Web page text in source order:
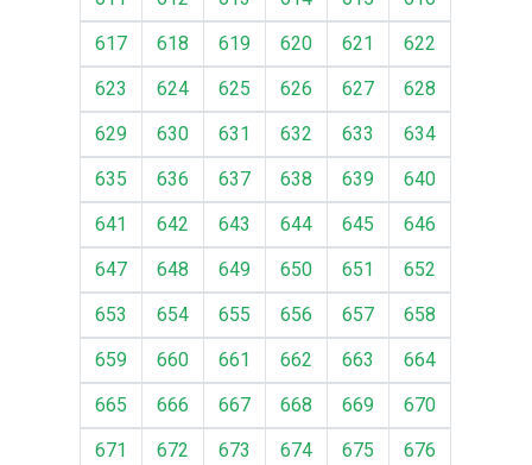
617
618 619 620 621
622
623
624 625 626 627
628
629
630 631 632 633
634
635
636 637 638 639
640
641
642 643 644 645
646
647
648 649 650 651
652
653
654 655 656 657
658
659
660 661 662 663
664
665
666 667 668 669
670
671
672 673 674 675
676